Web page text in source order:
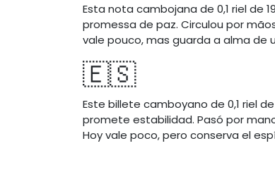
Esta nota cambojana de 0,1 riel de
promessa de paz. Circulou por
vale pouco, mas guarda a alma de
🇪🇸
Este billete camboyano de 0,1 riel
promete estabilidad. Pasó por
Hoy vale poco, pero conserva el